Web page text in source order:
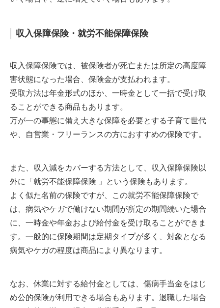
収入保障保険・就労不能保障保険
収入保障保険では、被保険者が死亡または所定の高度障
害状態になった場合、保険金が支払われます。
受取方法は年金形式のほか、一時金として一括で受け取
ることができる商品もあります。
万が一の事態に備え大きな保障を必要とする子育て世代
や、自営業・フリーランスの方におすすめの保険です。
また、収入減をカバーする方法として、収入保障保険以
外に「就労不能保障保険 」という保険もあります。
よく似た名前の保険ですが、この就労不能保障保険で
は、病気やケガで働けない期間が所定の期間続いた場合
に、一時金や年金および給付金を受け取ることができま
す。一般的に保険期間は定期タイプが多く、対象となる
病気やケガの程度は商品により異なります。
なお、休業に対する給付金としては、傷病手当金をはじ
め公的保険が利用できる場合もあります。退職した場合